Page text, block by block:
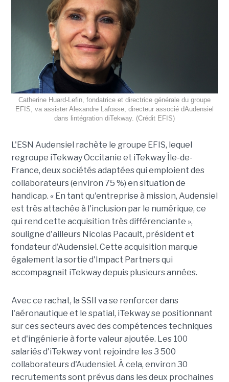
Catherine Huard-Lefin, fondatrice et directrice générale du groupe
EFIS, va assister Alexandre Lafosse, directeur associé dAudensiel
dans lintégration diTekway. (Crédit EFIS)
L'ESN Audensiel rachète le groupe EFIS, lequel
regroupe iTekway Occitanie et iTekway Île-de-
France, deux sociétés adaptées qui emploient des
collaborateurs (environ 75 %) en situation de
handicap. « En tant qu'entreprise à mission, Audensiel
est très attachée à l'inclusion par le numérique, ce
qui rend cette acquisition très différenciante »,
souligne d'ailleurs Nicolas Pacault, président et
fondateur d'Audensiel. Cette acquisition marque
également la sortie d'Impact Partners qui
accompagnait iTekway depuis plusieurs années.
Avec ce rachat, la SSII va se renforcer dans
l'aéronautique et le spatial, iTekway se positionnant
sur ces secteurs avec des compétences techniques
et d'ingénierie à forte valeur ajoutée. Les 100
salariés d'iTekway vont rejoindre les 3 500
collaborateurs d'Audensiel. À cela, environ 30
recrutements sont prévus dans les deux prochaines